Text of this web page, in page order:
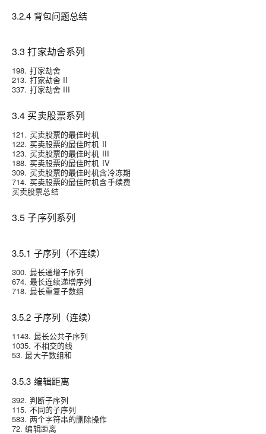
3.2.4 背包问题总结
3.3 打家劫舍系列
198. 打家劫舍
213. 打家劫舍 II
337. 打家劫舍 III
3.4 买卖股票系列
121. 买卖股票的最佳时机
122. 买卖股票的最佳时机 II
123. 买卖股票的最佳时机 III
188. 买卖股票的最佳时机 IV
309. 买卖股票的最佳时机含冷冻期
714. 买卖股票的最佳时机含手续费
买卖股票总结
3.5 子序列系列
3.5.1 子序列（不连续）
300. 最长递增子序列
674. 最长连续递增序列
718. 最长重复子数组
3.5.2 子序列（连续）
1143. 最长公共子序列
1035. 不相交的线
53. 最大子数组和
3.5.3 编辑距离
392. 判断子序列
115. 不同的子序列
583. 两个字符串的删除操作
72. 编辑距离